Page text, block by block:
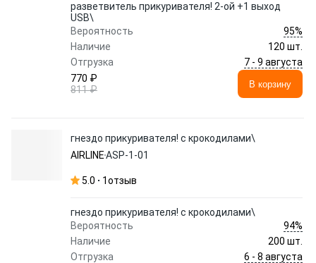
разветвитель прикуривателя! 2-ой +1 выход
USB\
Вероятность
95%
Наличие
120 шт.
Отгрузка
7 - 9 августа
770 ₽
811 ₽
В корзину
гнездо прикуривателя! с крокодилами\
AIRLINEASP-1-01
5.0 1отзыв
гнездо прикуривателя! с крокодилами\
Вероятность
94%
Наличие
200 шт.
Отгрузка
6 - 8 августа